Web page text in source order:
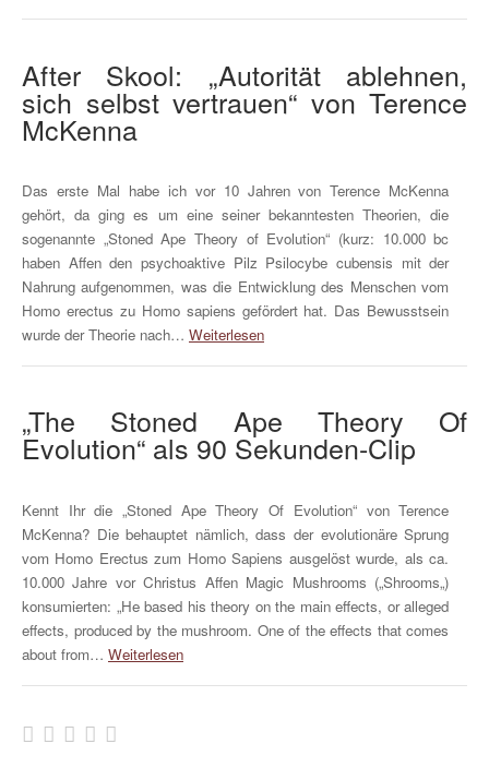
After Skool: „Autorität ablehnen,
sich selbst vertrauen“ von Terence
McKenna
Das erste Mal habe ich vor 10 Jahren von Terence McKenna
gehört, da ging es um eine seiner bekanntesten Theorien, die
sogenannte „Stoned Ape Theory of Evolution“ (kurz: 10.000 bc
haben Affen den psychoaktive Pilz Psilocybe cubensis mit der
Nahrung aufgenommen, was die Entwicklung des Menschen vom
Homo erectus zu Homo sapiens gefördert hat. Das Bewusstsein
wurde der Theorie nach… Weiterlesen
„The Stoned Ape Theory Of
Evolution“ als 90 Sekunden-Clip
Kennt Ihr die „Stoned Ape Theory Of Evolution“ von Terence
McKenna? Die behauptet nämlich, dass der evolutionäre Sprung
vom Homo Erectus zum Homo Sapiens ausgelöst wurde, als ca.
10.000 Jahre vor Christus Affen Magic Mushrooms („Shrooms„)
konsumierten: „He based his theory on the main effects, or alleged
effects, produced by the mushroom. One of the effects that comes
about from… Weiterlesen